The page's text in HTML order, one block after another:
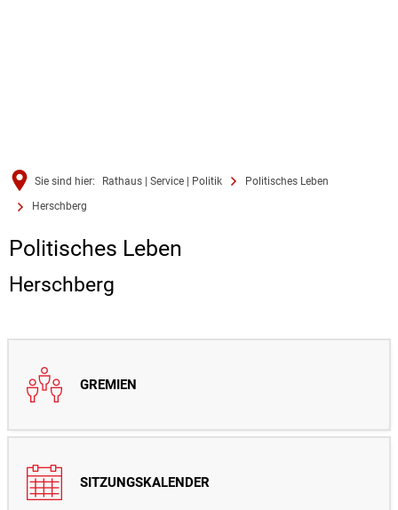
Sie sind hier: Rathaus | Service | Politik Politisches Leben
Herschberg
Herschberg
Politisches Leben
Herschberg
GREMIEN
SITZUNGSKALENDER